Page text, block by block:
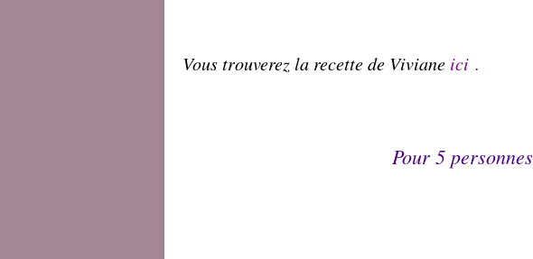
Vous trouverez la recette de Viviane ici .
Pour 5 personnes